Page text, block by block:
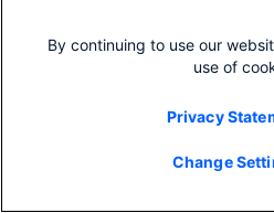
L3ルーティングを行うスイッ
ネットが自分自身のいずれかの
タックメンバーの管理IP宛の
注意：このサブネット重
By continuing to use our
use of
Privacy
Change